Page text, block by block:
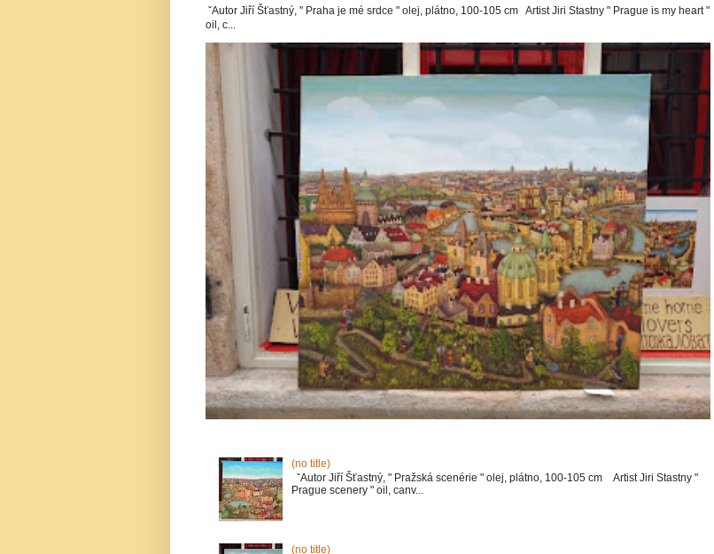
ˇAutor Jiří Šťastný, " Praha je mé srdce " olej, plátno, 100-105 cm Artist Jiri Stastny " Prague is my heart "
oil, c...
(no title)
ˇAutor Jiří Šťastný, " Pražská scenérie " olej, plátno, 100-105 cm Artist Jiri Stastny "
Prague scenery " oil, canv...
(no title)